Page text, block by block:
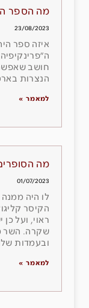
מה הספר
23/08/2023
איזה ספר
חושב
הנצרות
למאמר »
מה
01/07/2023
לו היה
הקיסר
ראוי, ועל
שקרה. השר
ובעמדות
למאמר »